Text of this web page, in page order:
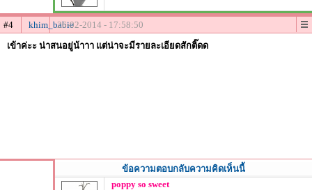
#4 khim_babie26-02-2014 - 17:58:50
เข้าค่ะะ น่าสนอยู่น้าาา แต่น่าจะมีรายละเอียดสักติ๊ดด
ข้อความตอบกลับความคิดเห็นนี้
poppy so sweet